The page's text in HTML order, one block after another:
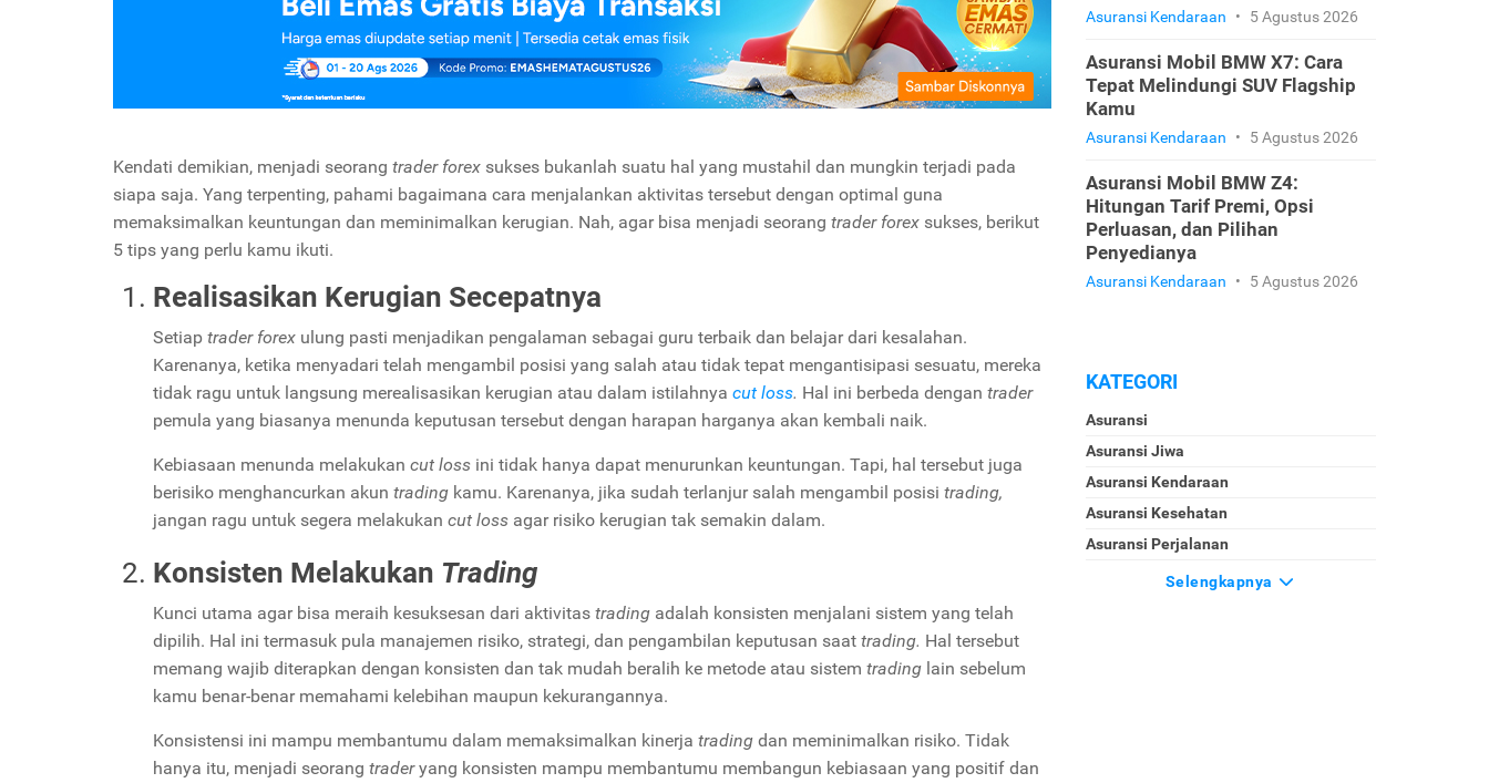
Kendati demikian, menjadi seorang trader forex sukses bukanlah suatu hal yang mustahil dan mungkin terjadi pada
siapa saja. Yang terpenting, pahami bagaimana cara menjalankan aktivitas tersebut dengan optimal guna
memaksimalkan keuntungan dan meminimalkan kerugian. Nah, agar bisa menjadi seorang trader forex sukses, berikut
5 tips yang perlu kamu ikuti.
Realisasikan Kerugian Secepatnya
Setiap trader forex ulung pasti menjadikan pengalaman sebagai guru terbaik dan belajar dari kesalahan.
Karenanya, ketika menyadari telah mengambil posisi yang salah atau tidak tepat mengantisipasi sesuatu, mereka
tidak ragu untuk langsung merealisasikan kerugian atau dalam istilahnya cut loss. Hal ini berbeda dengan trader
pemula yang biasanya menunda keputusan tersebut dengan harapan harganya akan kembali naik.
Kebiasaan menunda melakukan cut loss ini tidak hanya dapat menurunkan keuntungan. Tapi, hal tersebut juga
berisiko menghancurkan akun trading kamu. Karenanya, jika sudah terlanjur salah mengambil posisi trading,
jangan ragu untuk segera melakukan cut loss agar risiko kerugian tak semakin dalam.
Konsisten Melakukan Trading
Kunci utama agar bisa meraih kesuksesan dari aktivitas trading adalah konsisten menjalani sistem yang telah
dipilih. Hal ini termasuk pula manajemen risiko, strategi, dan pengambilan keputusan saat trading. Hal tersebut
memang wajib diterapkan dengan konsisten dan tak mudah beralih ke metode atau sistem trading lain sebelum
kamu benar-benar memahami kelebihan maupun kekurangannya.
Konsistensi ini mampu membantumu dalam memaksimalkan kinerja trading dan meminimalkan risiko. Tidak
hanya itu, menjadi seorang traderyang konsisten mampu membantumu membangun kebiasaan yang positif dan
Asuransi Kendaraan • 5 Agustus 2026
Asuransi Mobil BMW X7: Cara
Tepat Melindungi SUV Flagship
Kamu
Asuransi Kendaraan • 5 Agustus 2026
Asuransi Mobil BMW Z4:
Hitungan Tarif Premi, Opsi
Perluasan, dan Pilihan
Penyedianya
Asuransi Kendaraan • 5 Agustus 2026
KATEGORI
Asuransi
Asuransi Jiwa
Asuransi Kendaraan
Asuransi Kesehatan
Asuransi Perjalanan
Selengkapnya